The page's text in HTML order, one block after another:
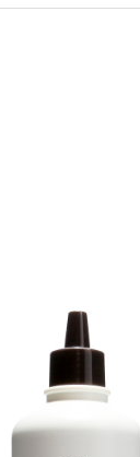
社長ブログ